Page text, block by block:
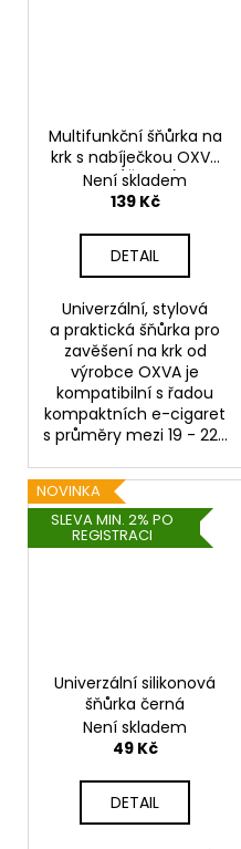
Multifunkční šňůrka na
krk s nabíječkou OXVA
3v1 (Černá)
Není skladem
139 Kč
DETAIL
Univerzální, stylová
a praktická šňůrka pro
zavěšení na krk od
výrobce OXVA je
kompatibilní s řadou
kompaktních e-cigaret
s průměry mezi 19 - 22...
NOVINKA
SLEVA MIN. 2% PO
REGISTRACI
Univerzální silikonová
šňůrka černá
Není skladem
49 Kč
DETAIL